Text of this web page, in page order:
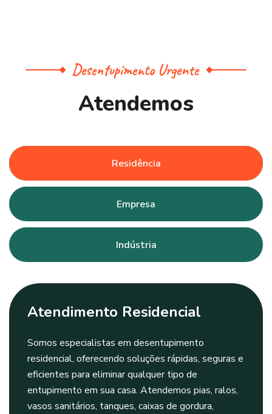
Desentupimento Urgente
Atendemos
Residência
Empresa
Indústria
Atendimento Residencial
Somos especialistas em desentupimento
residencial, oferecendo soluções rápidas, seguras e
eficientes para eliminar qualquer tipo de
entupimento em sua casa. Atendemos pias, ralos,
vasos sanitários, tanques, caixas de gordura,